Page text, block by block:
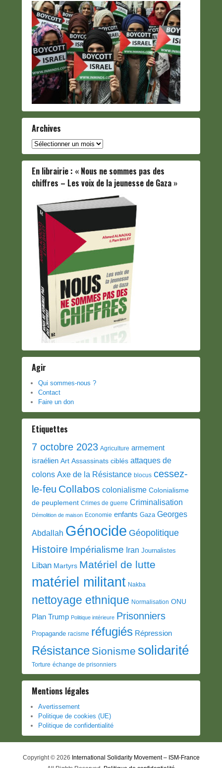
Archives
Archives
En librairie : « Nous ne sommes pas des
chiffres – Les voix de la jeunesse de Gaza »
Agir
Qui sommes-nous ?
Contact
Faire un don
Etiquettes
7 octobre 2023 Agriculture armement
israélien Art Assassinats ciblés attaques de
colons Axe de la Résistance blocus cessez-
le-feu Collabos colonialisme Colonialisme
de peuplement Crimes de guerre Criminalisation
Démolition de maison Economie enfants Gaza Georges
Abdallah Génocide Géopolitique
Histoire Impérialisme Iran Journalistes
Liban Martyrs Matériel de lutte
matériel militant Nakba
nettoyage ethnique Normalisation ONU
Plan Trump Politique intérieure Prisonniers
Propagande racisme réfugiés Répression
Résistance Sionisme solidarité
Torture échange de prisonniers
Mentions légales
Avertissement
Politique de cookies (UE)
Politique de confidentialité
Copyright © 2026 International Solidarity Movement – ISM-France